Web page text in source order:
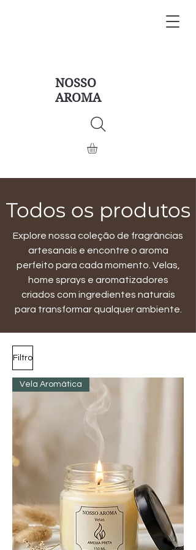
NOSSO
AROMA
Todos os produtos
Explore nossa coleção de fragrâncias
artesanais e encontre o aroma
perfeito para cada momento. Velas,
home sprays e aromatizadores
criados com ingredientes naturais
para transformar qualquer ambiente.
Filtro
Vela Aromática